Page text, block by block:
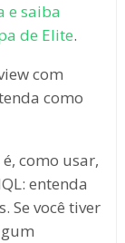
e saiba
de Elite.
com
como
como usar,
entenda
Se você tiver